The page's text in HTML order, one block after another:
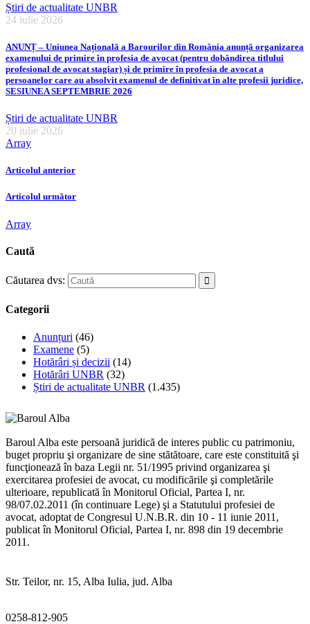
Știri de actualitate UNBR
24 iulie 2026
ANUNȚ – Uniunea Națională a Barourilor din România anunță organizarea
examenului de primire în profesia de avocat (pentru dobândirea titlului
profesional de avocat stagiar) și de primire în profesia de avocat a
persoanelor care au absolvit examenul de definitivat în alte profesii juridice,
SESIUNEA SEPTEMBRIE 2026
Știri de actualitate UNBR
20 iulie 2026
Array
Articolul anterior
Articolul următor
Array
Caută
Căutarea dvs:
Categorii
Anunțuri (46)
Examene (5)
Hotărâri și decizii (14)
Hotărâri UNBR (32)
Știri de actualitate UNBR (1.435)
Baroul Alba este persoană juridică de interes public cu patrimoniu,
buget propriu şi organizare de sine stătătoare, care este constituită şi
funcţionează în baza Legii nr. 51/1995 privind organizarea şi
exercitarea profesiei de avocat, cu modificările şi completările
ulterioare, republicată în Monitorul Oficial, Partea I, nr.
98/07.02.2011 (în continuare Lege) şi a Statutului profesiei de
avocat, adoptat de Congresul U.N.B.R. din 10 - 11 iunie 2011,
publicat în Monitorul Oficial, Partea I, nr. 898 din 19 decembrie
2011.
Str. Teilor, nr. 15, Alba Iulia, jud. Alba
0258-812-905